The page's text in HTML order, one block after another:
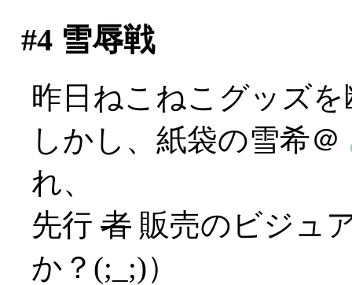
#4雪辱戦
昨日ねこねこグッズ
しかし、紙袋の雪希＠
れ、
先行 者 販売のビジュ
か？(;_;)）